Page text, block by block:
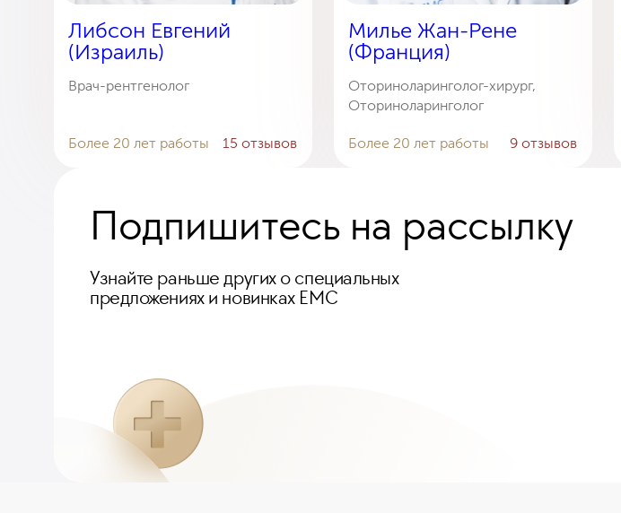
Либсон Евгений
(Израиль)
Врач-рентгенолог
Более 20 лет работы 15 отзывов
Милье Жан-Рене
(Франция)
Оториноларинголог-хирург,
Оториноларинголог
Более 20 лет работы 9 отзывов
Подпишитесь на рассылку
Узнайте раньше других о специальных
предложениях и новинках ЕМС